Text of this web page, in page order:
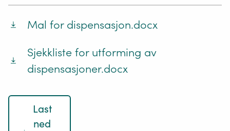
Mal for dispensasjon.docx
Sjekkliste for utforming av
dispensasjoner.docx
Last
ned